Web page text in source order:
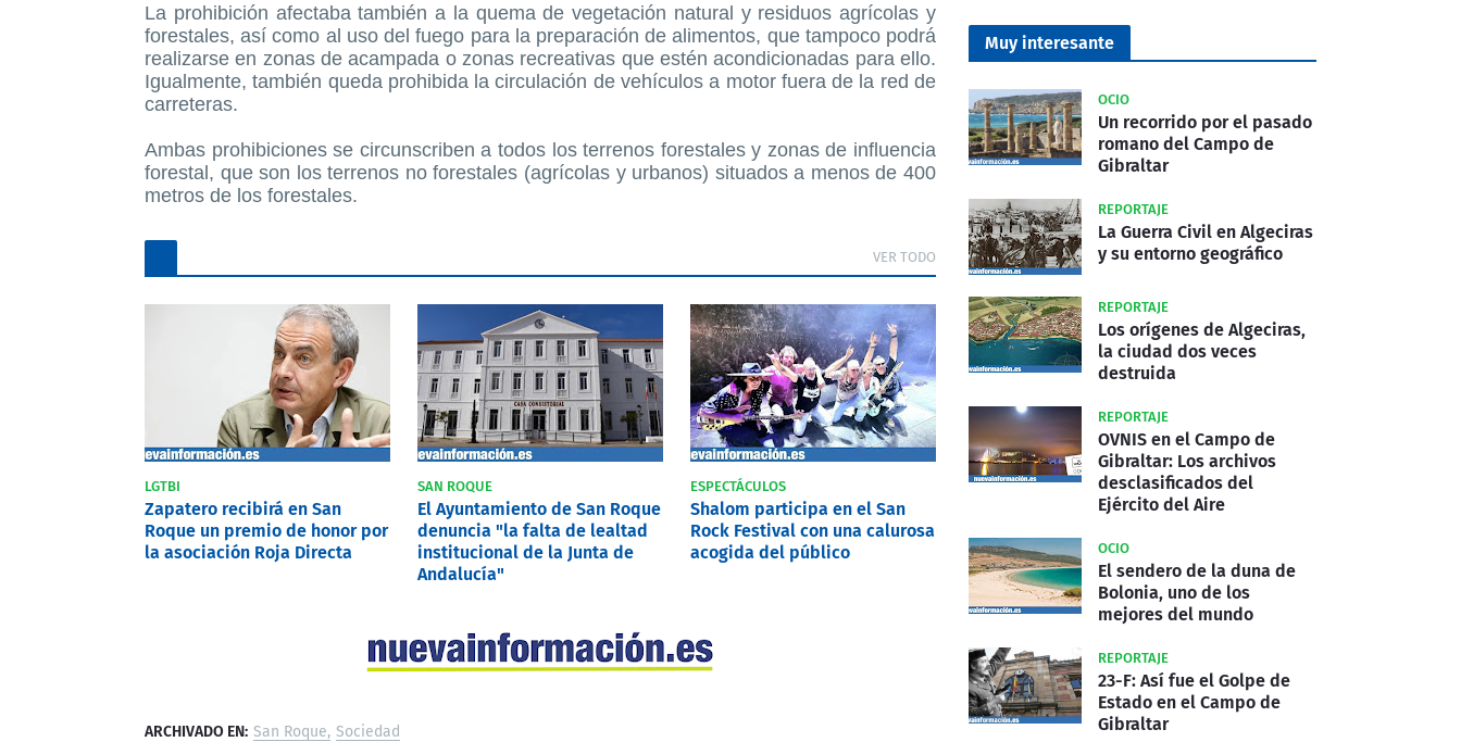
La prohibición afectaba también a la quema de vegetación natural y residuos agrícolas y
forestales, así como al uso del fuego para la preparación de alimentos, que tampoco podrá
realizarse en zonas de acampada o zonas recreativas que estén acondicionadas para ello.
Igualmente, también queda prohibida la circulación de vehículos a motor fuera de la red de
carreteras.
Ambas prohibiciones se circunscriben a todos los terrenos forestales y zonas de influencia
forestal, que son los terrenos no forestales (agrícolas y urbanos) situados a menos de 400
metros de los forestales.
VER TODO
LGTBI
Zapatero recibirá en San
Roque un premio de honor por
la asociación Roja Directa
SAN ROQUE
El Ayuntamiento de San Roque
denuncia "la falta de lealtad
institucional de la Junta de
Andalucía"
ESPECTÁCULOS
Shalom participa en el San
Rock Festival con una calurosa
acogida del público
ARCHIVADO EN: San Roque Sociedad
Muy interesante
OCIO
Un recorrido por el pasado
romano del Campo de
Gibraltar
REPORTAJE
La Guerra Civil en Algeciras
y su entorno geográfico
REPORTAJE
Los orígenes de Algeciras,
la ciudad dos veces
destruida
REPORTAJE
OVNIS en el Campo de
Gibraltar: Los archivos
desclasificados del
Ejército del Aire
OCIO
El sendero de la duna de
Bolonia, uno de los
mejores del mundo
REPORTAJE
23-F: Así fue el Golpe de
Estado en el Campo de
Gibraltar